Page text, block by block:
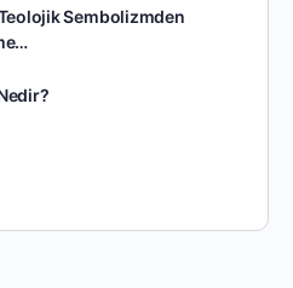
Sembolizmden